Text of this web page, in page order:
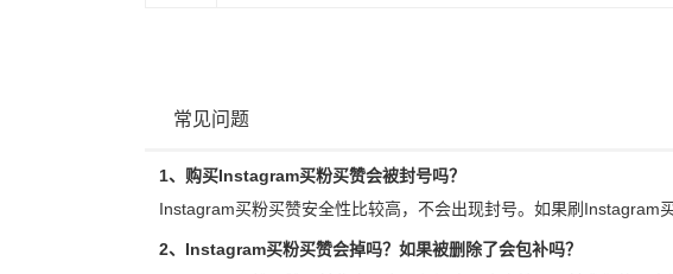
常见问题
1、购买Instagram买粉买赞会被封号吗？
Instagram买粉买赞安全性比较高，不会出现封号。如果刷Instagram
2、Instagram买粉买赞会掉吗？如果被删除了会包补吗？